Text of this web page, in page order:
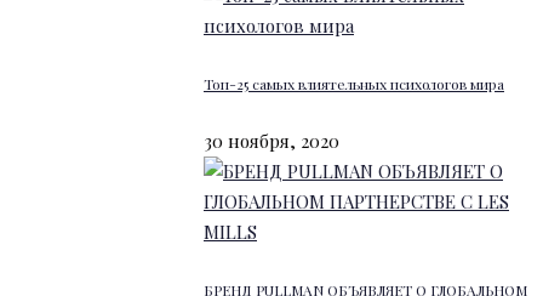
Топ-25 самых влиятельных психологов мира
30 ноября, 2020
БРЕНД PULLMAN ОБЪЯВЛЯЕТ О ГЛОБАЛЬНОМ